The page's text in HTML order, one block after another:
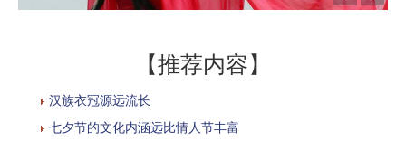
【推荐内容】
汉族衣冠源远流长
七夕节的文化内涵远比情人节丰富